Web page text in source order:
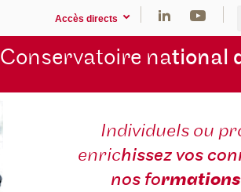
Accès directs
Conservatoire national
Individuels ou
enrichissez vos
nos fo